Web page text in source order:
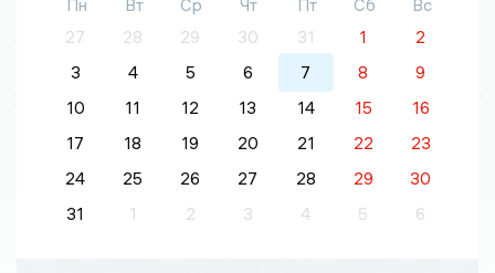
Пн Вт Ср Чт Пт Сб
Вс
27
28 29 30 31 1
2
3
4 5 6 7 8
9
10
11 12 13 14 15
16
17
18 19 20 21 22
23
24
25 26 27 28 29
30
31
1 2 3 4 5 6